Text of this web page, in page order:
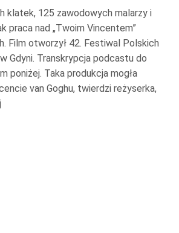
klatek, 125 zawodowych malarzy i
praca nad „Twoim Vincentem”
Film otworzył 42. Festiwal Polskich
Gdyni. Transkrypcja podcastu do
poniżej. Taka produkcja mogła
van Goghu, twierdzi reżyserka,